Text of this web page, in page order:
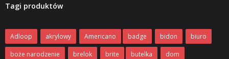
- Breloki akrylowe
- Breloki metalowe
- Magnesy
Tagi produktów
Adloop akrylowy Americano badge bidon biuro
boże narodzenie brelok brite butelka dom